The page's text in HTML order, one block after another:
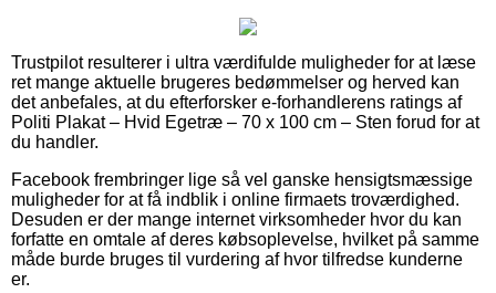
Trustpilot resulterer i ultra værdifulde muligheder for at læse
ret mange aktuelle brugeres bedømmelser og herved kan
det anbefales, at du efterforsker e-forhandlerens ratings af
Politi Plakat – Hvid Egetræ – 70 x 100 cm – Sten forud for at
du handler.
Facebook frembringer lige så vel ganske hensigtsmæssige
muligheder for at få indblik i online firmaets troværdighed.
Desuden er der mange internet virksomheder hvor du kan
forfatte en omtale af deres købsoplevelse, hvilket på samme
måde burde bruges til vurdering af hvor tilfredse kunderne
er.